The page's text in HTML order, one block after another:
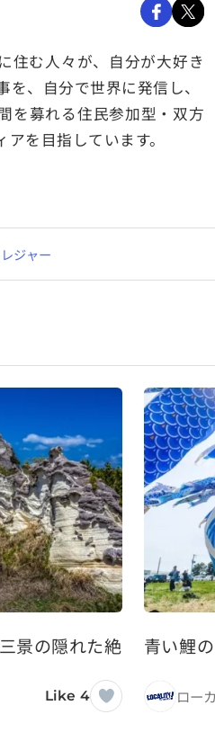
住む人々が、自分が大好き
、自分で世界に発信し、
を募れる住民参加型・双方
を目指しています。
ジャー
景の隠れた絶景スポッ
Like 4
青い鯉